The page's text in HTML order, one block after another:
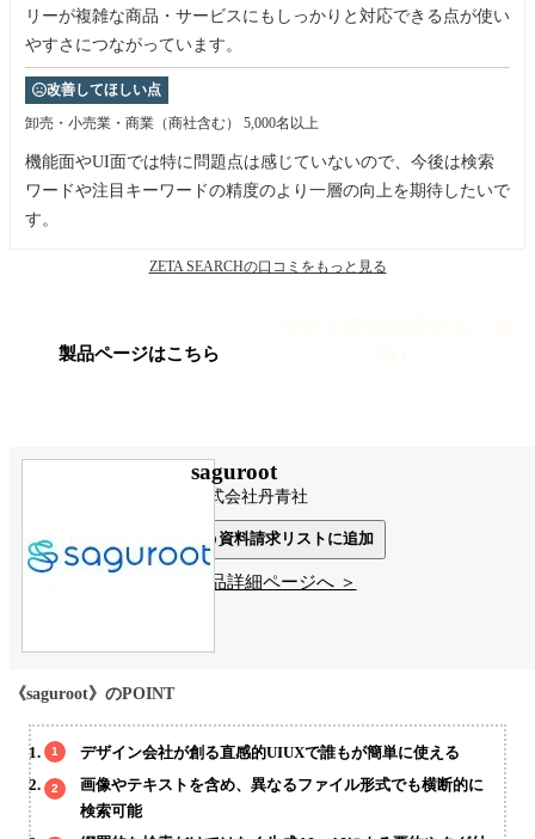
リーが複雑な商品・サービスにもしっかりと対応できる点が使い
やすさにつながっています。
改善してほしい点
卸売・小売業・商業（商社含む）
5,000名以上
機能面やUI面では特に問題点は感じていないので、今後は検索
ワードや注目キーワードの精度のより一層の向上を期待したいで
す。
ZETA SEARCHの口コミをもっと見る
製品ページはこちら
saguroot
株式会社丹青社
資料請求リストに追加
製品詳細ページへ ＞
《saguroot》のPOINT
デザイン会社が創る直感的UIUXで誰もが簡単に使える
画像やテキストを含め、異なるファイル形式でも横断的に
検索可能